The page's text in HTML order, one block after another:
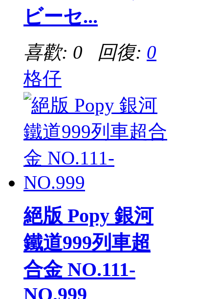
ビーセ...
喜歡: 0 回復: 0
格仔
絕版 Popy 銀河
鐵道999列車超
合金 NO.111-
NO.999